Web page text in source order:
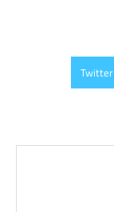
Twitter